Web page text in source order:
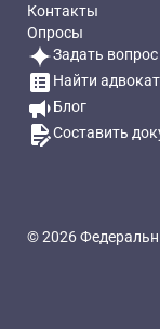
Контакты
Опросы
Задать вопрос
Найти
Блог
Составить
© 2026